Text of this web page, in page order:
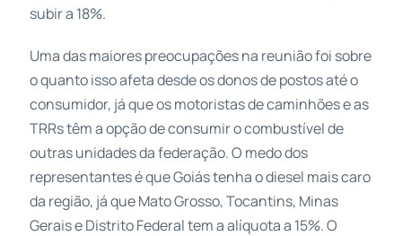
subir a 18%.
Uma das maiores preocupações na reunião foi sobre
o quanto isso afeta desde os donos de postos até o
consumidor, já que os motoristas de caminhões e as
TRRs têm a opção de consumir o combustível de
outras unidades da federação. O medo dos
representantes é que Goiás tenha o diesel mais caro
da região, já que Mato Grosso, Tocantins, Minas
Gerais e Distrito Federal tem a alíquota a 15%. O